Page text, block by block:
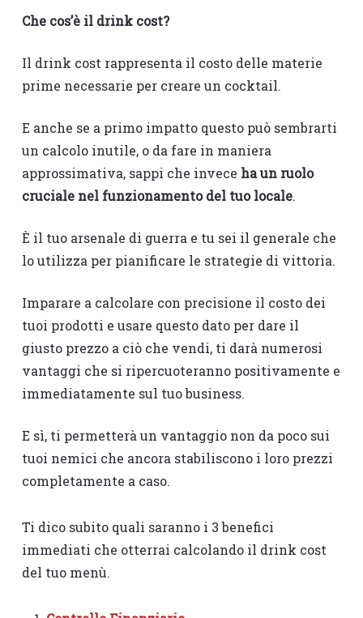
Che cos’è il drink cost?
Il drink cost rappresenta il costo delle materie
prime necessarie per creare un cocktail.
E anche se a primo impatto questo può sembrarti
un calcolo inutile, o da fare in maniera
approssimativa, sappi che invece ha un ruolo
cruciale nel funzionamento del tuo locale.
È il tuo arsenale di guerra e tu sei il generale che
lo utilizza per pianificare le strategie di vittoria.
Imparare a calcolare con precisione il costo dei
tuoi prodotti e usare questo dato per dare il
giusto prezzo a ciò che vendi, ti darà numerosi
vantaggi che si ripercuoteranno positivamente e
immediatamente sul tuo business.
E sì, ti permetterà un vantaggio non da poco sui
tuoi nemici che ancora stabiliscono i loro prezzi
completamente a caso.
Ti dico subito quali saranno i 3 benefici
immediati che otterrai calcolando il drink cost
del tuo menù.